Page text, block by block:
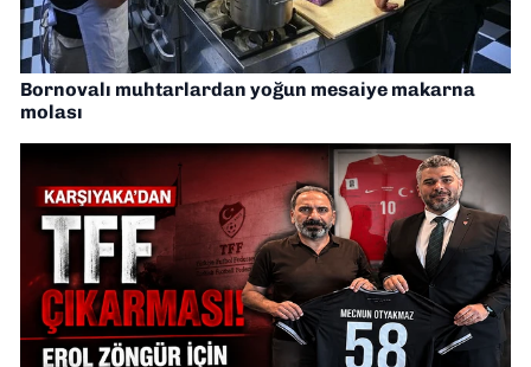
Bornovalı muhtarlardan yoğun mesaiye makarna
molası